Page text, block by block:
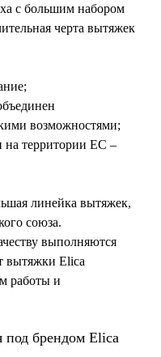
с большим набором
черта вытяжек
возможностями;
на территории ЕС –
линейка вытяжек,
союза.
выполняются
вытяжки Elica
работы и
брендом Elica